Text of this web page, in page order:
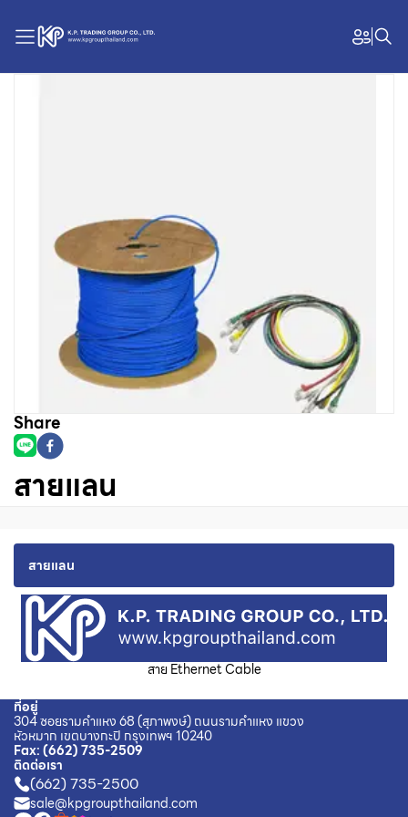
สายแลน
Share
สายแลน
สาย Ethernet Cable
ที่อยู่
304 ซอยรามคำแหง 68 (สุภาพงษ์) ถนนรามคำแหง แขวง
หัวหมาก เขตบางกะปิ กรุงเทพฯ 10240
Fax:(662) 735-2509
ติดต่อเรา
(662) 735-2500
sale@kpgroupthailand.com